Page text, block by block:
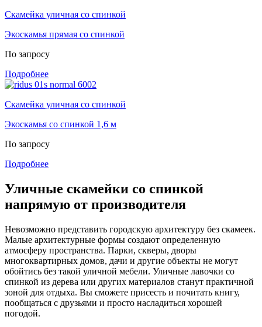
Скамейка уличная со спинкой
Экоскамья прямая со спинкой
По запросу
Подробнее
Скамейка уличная со спинкой
Экоскамья со спинкой 1,6 м
По запросу
Подробнее
Уличные скамейки со спинкой
напрямую от производителя
Невозможно представить городскую архитектуру без скамеек.
Малые архитектурные формы создают определенную
атмосферу пространства. Парки, скверы, дворы
многоквартирных домов, дачи и другие объекты не могут
обойтись без такой уличной мебели. Уличные лавочки со
спинкой из дерева или других материалов станут практичной
зоной для отдыха. Вы сможете присесть и почитать книгу,
пообщаться с друзьями и просто насладиться хорошей
погодой.